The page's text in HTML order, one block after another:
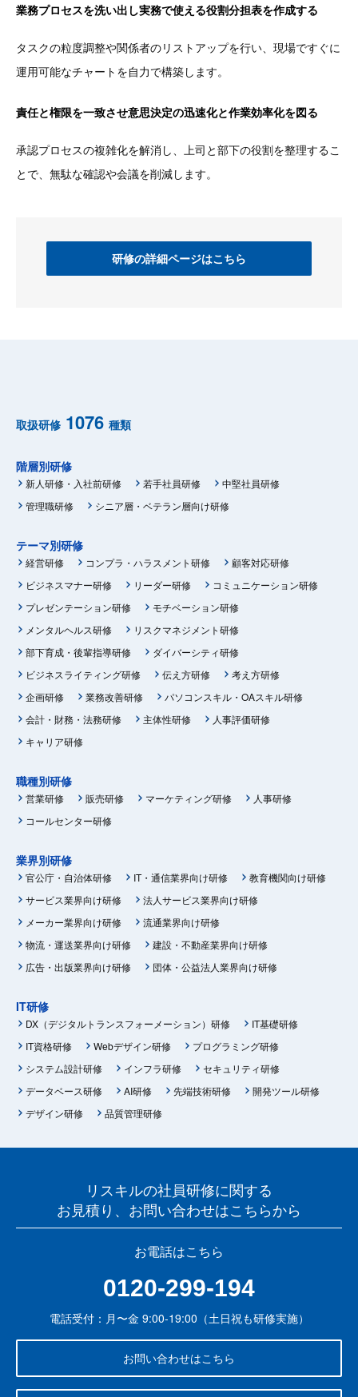
業務プロセスを洗い出し実務で使える役割分担表を作成する
タスクの粒度調整や関係者のリストアップを行い、現場ですぐに
運用可能なチャートを自力で構築します。
責任と権限を一致させ意思決定の迅速化と作業効率化を図る
承認プロセスの複雑化を解消し、上司と部下の役割を整理するこ
とで、無駄な確認や会議を削減します。
研修の詳細ページはこちら
取扱研修 1076 種類
階層別研修
新人研修・入社前研修 若手社員研修
中堅社員研修
管理職研修
シニア層・ベテラン層向け研修
テーマ別研修
経営研修 コンプラ・ハラスメント研修
顧客対応研修
ビジネスマナー研修
リーダー研修
コミュニケーション研修
プレゼンテーション研修
モチベーション研修
メンタルヘルス研修
リスクマネジメント研修
部下育成・後輩指導研修
ダイバーシティ研修
ビジネスライティング研修
伝え方研修
考え方研修
企画研修
業務改善研修
パソコンスキル・OAスキル研修
会計・財務・法務研修
主体性研修
人事評価研修
キャリア研修
職種別研修
営業研修 販売研修 マーケティング研修
人事研修
コールセンター研修
業界別研修
官公庁・自治体研修 IT・通信業界向け研修
教育機関向け研修
サービス業界向け研修
法人サービス業界向け研修
メーカー業界向け研修
流通業界向け研修
物流・運送業界向け研修
建設・不動産業界向け研修
広告・出版業界向け研修
団体・公益法人業界向け研修
IT研修
DX（デジタルトランスフォーメーション）研修
IT基礎研修
IT資格研修
Webデザイン研修
プログラミング研修
システム設計研修
インフラ研修
セキュリティ研修
データベース研修
AI研修 先端技術研修
開発ツール研修
デザイン研修
品質管理研修
リスキルの社員研修に関する
お見積り、お問い合わせはこちらから
お電話はこちら
0120-299-194
電話受付：月〜金 9:00-19:00（土日祝も研修実施）
お問い合わせはこちら